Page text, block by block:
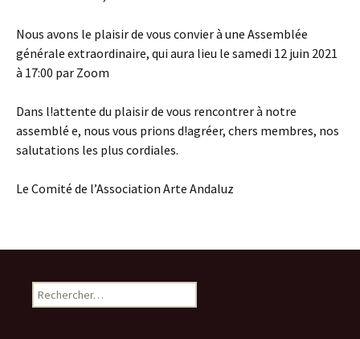
Nous avons le plaisir de vous convier à une Assemblée
générale extraordinaire, qui aura lieu le samedi 12 juin 2021
à 17:00 par Zoom
Dans l!attente du plaisir de vous rencontrer à notre
assemblé e, nous vous prions d!agréer, chers membres, nos
salutations les plus cordiales.
Le Comité de l’Association Arte Andaluz
Rechercher :